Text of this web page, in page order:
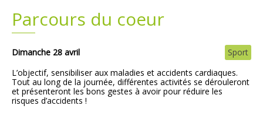
Parcours du coeur
Dimanche 28 avril
Sport
L’objectif, sensibiliser aux maladies et accidents cardiaques.
Tout au long de la journée, différentes activités se dérouleront
et présenteront les bons gestes à avoir pour réduire les
risques d’accidents !
Plans
Demandes légales
Emploi
Marchés publics
Grands projets